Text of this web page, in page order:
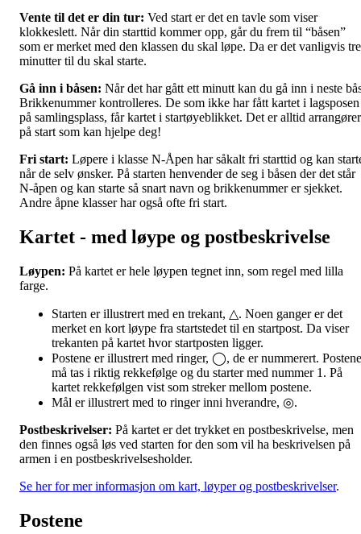
Vente til det er din tur: Ved start er det en tavle som viser
klokkeslett. Når din starttid kommer opp, går du frem til “båsen”
som er merket med den klassen du skal løpe. Da er det vanligvis tre
minutter til du skal starte.
Gå inn i båsen: Når det har gått ett minutt kan du gå inn i neste
Brikkenummer kontrolleres. De som ikke har fått kartet i lagsposen
på samlingsplass, får kartet i startøyeblikket. Det er alltid arrangører
på start som kan hjelpe deg!
Fri start: Løpere i klasse N-Åpen har såkalt fri starttid og kan
når de selv ønsker. På starten henvender de seg i båsen der det står
N-åpen og kan starte så snart navn og brikkenummer er sjekket.
Andre åpne klasser har også ofte fri start.
Kartet - med løype og postbeskrivelse
Løypen: På kartet er hele løypen tegnet inn, som regel med lilla
farge.
Starten er illustrert med en trekant, △. Noen ganger er det
merket en kort løype fra startstedet til en startpost. Da viser
trekanten på kartet hvor startposten ligger.
Postene er illustrert med ringer, ◯, de er nummerert. Postene
må tas i riktig rekkefølge og du starter med nummer 1. På
kartet rekkefølgen vist som streker mellom postene.
Mål er illustrert med to ringer inni hverandre, ◎.
Postbeskrivelser: På kartet er det trykket en postbeskrivelse, men
den finnes også løs ved starten for den som vil ha beskrivelsen på
armen i en postbeskrivelsesholder.
Se her for mer informasjon om kart, løyper og postbeskrivelser.
Postene